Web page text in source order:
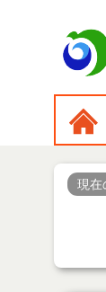
現在